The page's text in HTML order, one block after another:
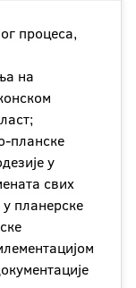
процеса,
на
планске
у
свих
планерске